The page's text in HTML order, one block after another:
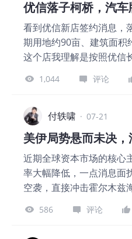
充分转化为利润，是这
增长53%，同比增长41%
20.4%，其中包括约2.4
储能产品价格正受到竞争
率升至14.1%，创下历史
支达到57.89亿美元，同
优信落子柯桥，汽
看到优信新店签约消息，
期用地约90亩、建筑面积
这个店我理解是按照优信
当地民营经济、制造业
在可进可退。 在区位上
群，这样加起来2500台
说，绍兴项目除了优信
车生活综合体的思路打造
量，偏目的地消费，有更
的耐用品消费，买车往往
果把餐饮、运动类似的体
购车等待时间变成消费
绍兴都在，当时文件明
1,044 评论
付轶啸 · 07-21
美伊局势悬而未决
近期全球资本市场的核心
率大幅降低，一点消息面
空袭，直接冲击霍尔木兹
点燃市场供给恐慌。资
押注地缘风险溢价长期
586 评论